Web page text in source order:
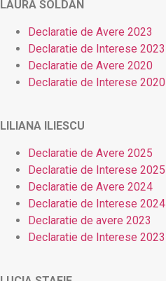
LAURA SOLDAN
Declaratie de Avere 2023
Declaratie de Interese 2023
Declaratie de Avere 2020
Declaratie de Interese 2020
LILIANA ILIESCU
Declaratie de Avere 2025
Declaratie de Interese 2025
Declaratie de Avere 2024
Declaratie de Interese 2024
Declaratie de avere 2023
Declaratie de Interese 2023